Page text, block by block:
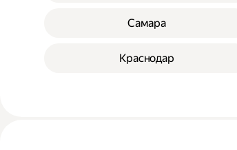
Самара
Краснодар